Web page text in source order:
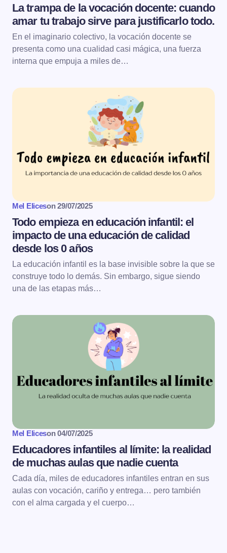
La trampa de la vocación docente: cuando
amar tu trabajo sirve para justificarlo todo.
En el imaginario colectivo, la vocación docente se
presenta como una cualidad casi mágica, una fuerza
interna que empuja a miles de…
Mel Eliceson 29/07/2025
Todo empieza en educación infantil: el
impacto de una educación de calidad
desde los 0 años
La educación infantil es la base invisible sobre la que se
construye todo lo demás. Sin embargo, sigue siendo
una de las etapas más…
Mel Eliceson 04/07/2025
Educadores infantiles al límite: la realidad
de muchas aulas que nadie cuenta
Cada día, miles de educadores infantiles entran en sus
aulas con vocación, cariño y entrega… pero también
con el alma cargada y el cuerpo…